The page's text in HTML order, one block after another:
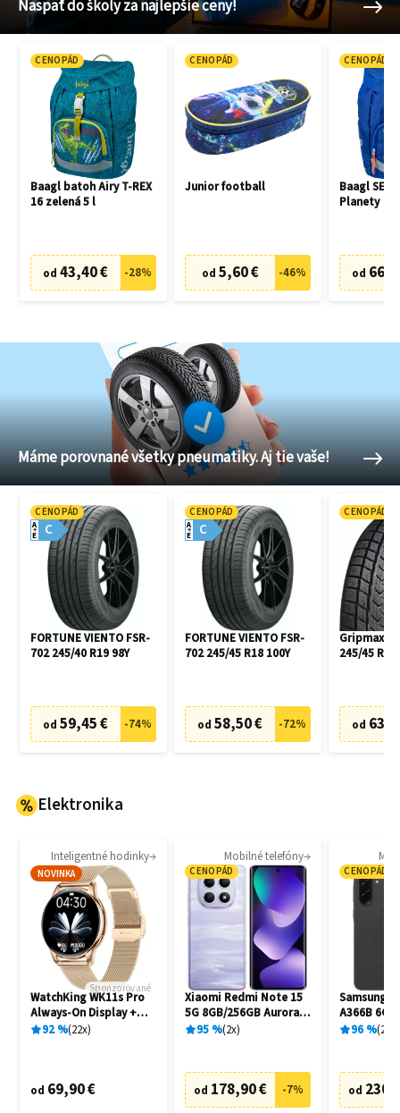
Naspäť do školy za najlepšie ceny!
CENOPÁD
Baagl batoh Airy T-REX
16 zelená 5 l
od 43,40 € -28%
CENOPÁD
Junior football
od 5,60 € -46%
CENOPÁD
Baagl SET
Planety
od
Máme porovnané všetky pneumatiky. Aj tie vaše!
CENOPÁD
C
A
E
FORTUNE VIENTO FSR-
702 245/40 R19 98Y
od 59,45 € -74%
CENOPÁD
C
A
E
FORTUNE VIENTO FSR-
702 245/45 R18 100Y
od 58,50 € -72%
CENOPÁD
Gripmax
245/45 R18
od
Elektronika
Inteligentné hodinky
NOVINKA
Sponzorované
WatchKing WK11s Pro
Always-On Display +
Extra remienok
92% 22x
od 69,90 €
Mobilné telefóny
CENOPÁD
Xiaomi Redmi Note 15
5G 8GB/256GB Aurora
Purple
95% 2x
od 178,90 € -7%
CENOPÁD
Samsung
A366B
Awesome
96% 20
od